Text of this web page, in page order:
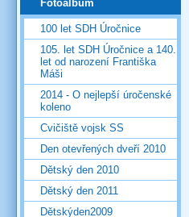
Fotoalbum
100 let SDH Úročnice
105. let SDH Úročnice a 140.
let od narození Františka
Máši
2014 - O nejlepší úročenské
koleno
Cvičiště vojsk SS
Den otevřených dveří 2010
Dětský den 2010
Dětský den 2011
Dětskýden2009